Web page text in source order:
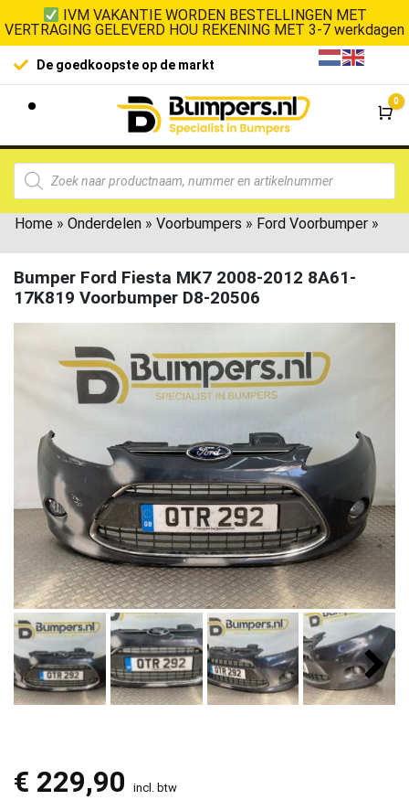
IVM VAKANTIE WORDEN BESTELLINGEN MET
VERTRAGING GELEVERD HOU REKENING MET 3-7 werkdagen
De goedkoopste op de markt
0
Home » Onderdelen » Voorbumpers » Ford Voorbumper »
Bumper Ford Fiesta MK7 2008-2012 8A61-
17K819 Voorbumper D8-20506
€ 229,90 incl. btw